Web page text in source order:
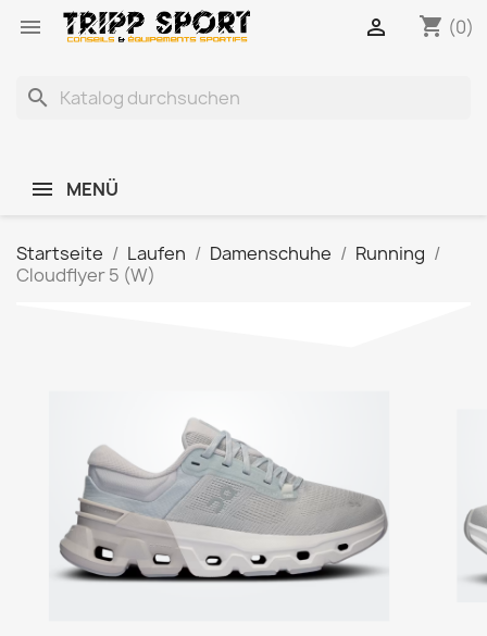
 shopping_cart (0)

search
MENÜ
Startseite Laufen Damenschuhe
Running
Cloudflyer 5 (W)